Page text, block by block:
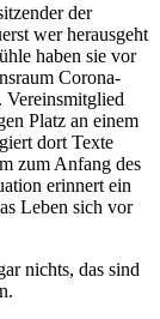
der
wer herausgeht
haben sie vor
Corona-
Vereinsmitglied
Platz an einem
dort Texte
zum Anfang des
erinnert ein
Leben sich vor
nichts, das sind